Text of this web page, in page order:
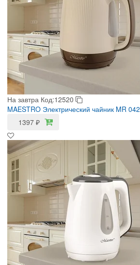
На завтра Код:12520
MAESTRO Электрический чайник MR 042
1397 ₽